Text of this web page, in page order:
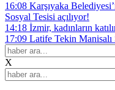
16:08 Karşıyaka
Sosyal Tesisi açılıyor!
14:18 İzmir, kadınların
17:09 Latife Tekin Manisalı
X